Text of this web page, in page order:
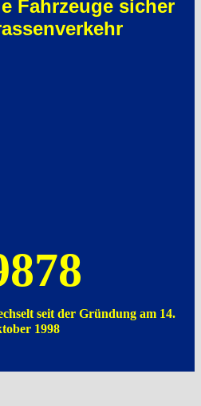
Fahrzeuge sicher
seit der Gründung am 14.
1998